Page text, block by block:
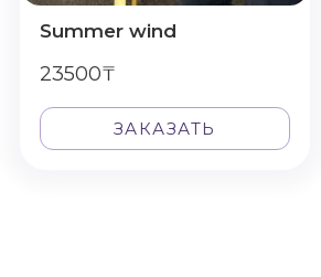
Summer wind
23500₸
ЗАКАЗАТЬ